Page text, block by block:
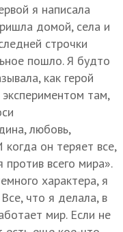
я написала
домой, села и
строчки
пошло. Я будто
как герой
там,
любовь,
он теряет все,
всего мира».
характера, я
что я делала, в
мир. Если не